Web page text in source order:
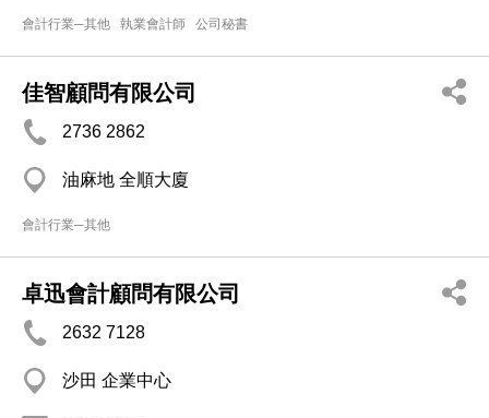
會計行業─其他 執業會計師 公司秘書
佳智顧問有限公司
2736 2862
油麻地 全順大廈
會計行業─其他
卓迅會計顧問有限公司
2632 7128
沙田 企業中心